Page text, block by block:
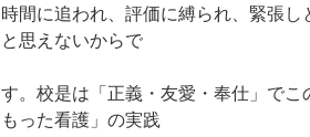
時間に追われ、評価に縛られ、緊張
と思えないからで
す。校是は「正義・友愛・奉仕」でこ
もった看護」の実践